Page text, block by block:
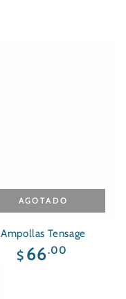
Ampollas Tensage
Precio
regular
$ 66.00
AGOTADO